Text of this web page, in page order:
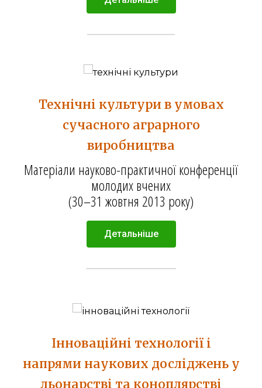
Технічні культури в умовах
сучасного аграрного
виробництва
Матеріали науково-практичної конференції
молодих вчених
(30–31 жовтня 2013 року)
Детальніше
Інноваційні технології і
напрями наукових досліджень у
льонарстві та коноплярстві